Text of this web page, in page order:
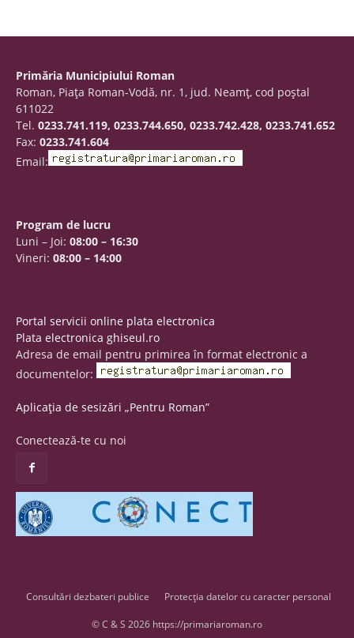
Primăria Municipiului Roman
Roman, Piaţa Roman-Vodă, nr. 1, jud. Neamţ, cod poştal
611022
Tel. 0233.741.119, 0233.744.650, 0233.742.428, 0233.741.652
Fax: 0233.741.604
Email:
Program de lucru
Luni – Joi: 08:00 – 16:30
Vineri: 08:00 – 14:00
Portal servicii online plata electronica
Plata electronica ghiseul.ro
Adresa de email pentru primirea în format electronic a
documentelor:
Aplicația de sesizări „Pentru Roman”
Conectează-te cu noi
Consultări dezbateri publice Protecția datelor cu caracter personal
© C & S 2026 https://primariaroman.ro